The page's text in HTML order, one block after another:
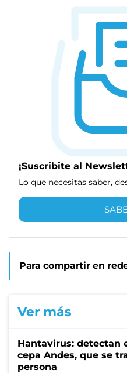
¡Suscribite al
Lo que necesitas saber,
Para compartir en
Ver más
Hantavirus: detectan
cepa Andes, que se
persona